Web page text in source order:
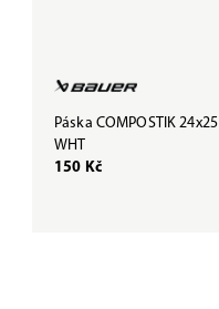
Páska COMPOSTIK 24x25
WHT
150 Kč